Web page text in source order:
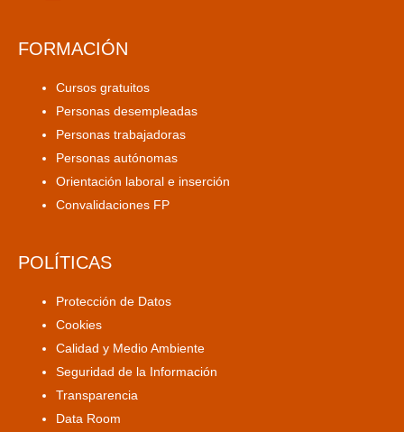
FORMACIÓN
Cursos gratuitos
Personas desempleadas
Personas trabajadoras
Personas autónomas
Orientación laboral e inserción
Convalidaciones FP
POLÍTICAS
Protección de Datos
Cookies
Calidad y Medio Ambiente
Seguridad de la Información
Transparencia
Data Room